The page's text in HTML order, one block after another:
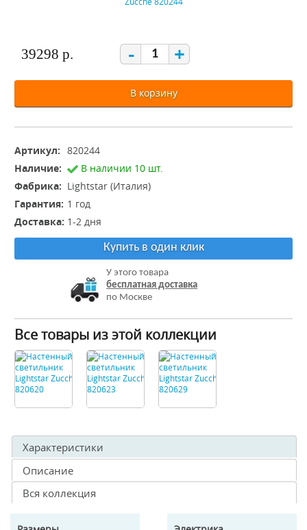
39298 р. - +
В корзину
Артикул: 820244
Наличие:
В наличии 10 шт.
Фабрика: Lightstar (Италия)
Гарантия: 1 год
Доставка: 1-2 дня
Купить в один клик
У этого товара
бесплатная доставка
по Москве
Все товары из этой коллекции
Характеристики
Описание
Вся коллекция